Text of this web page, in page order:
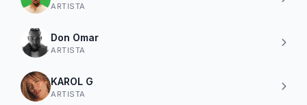
ARTISTA
Don Omar
ARTISTA
KAROL G
ARTISTA